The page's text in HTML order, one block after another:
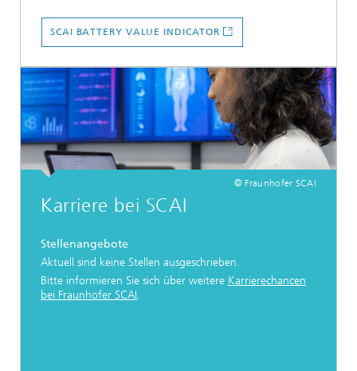
SCAI BATTERY VALUE INDICATOR
© Fraunhofer SCAI
Karriere bei SCAI
Stellenangebote
Aktuell sind keine Stellen ausgeschrieben.
Bitte informieren Sie sich über weitere Karrierechancen
bei Fraunhofer SCAI.